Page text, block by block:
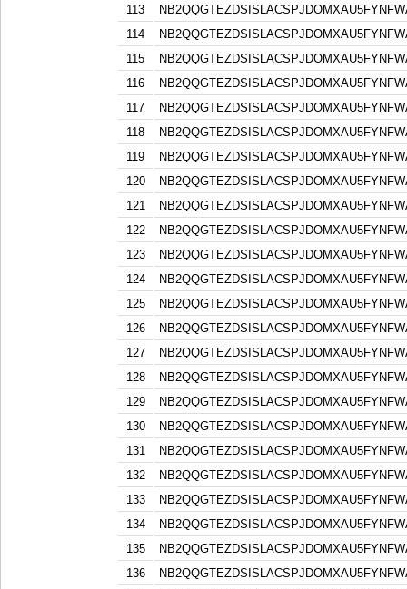
113
114
115
116
117
118
119
120
121
122
123
124
125
126
127
128
129
130
131
132
133
134
135
136